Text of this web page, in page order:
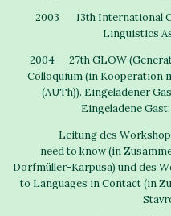
2003
13th International
Linguistics
2004 27th GLOW
Colloquium (in Kooperation
(AUTh)). Eingeladener
Eingeladene
Leitung des Workshops I
need to know (in
Dorfmüller-Karpusa) und des
to Languages in Contact (in